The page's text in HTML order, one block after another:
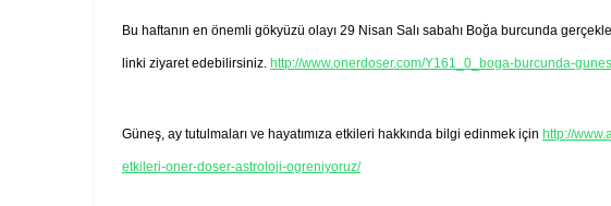
Bu haftanın en önemli gökyüzü olayı 29 Nisan Salı sabahı Boğa burcunda
linki ziyaret edebilirsiniz. http://www.onerdoser.com/Y161_0_boga-burcunda-
Güneş, ay tutulmaları ve hayatımıza etkileri hakkında bilgi edinmek için http://
etkileri-oner-doser-astroloji-ogreniyoruz/